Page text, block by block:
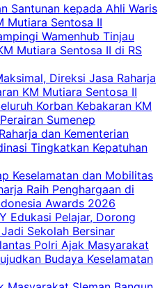
Santunan kepada Ahli Waris
Mutiara Sentosa II
Wamenhub Tinjau
Mutiara Sentosa II di RS
Direksi Jasa Raharja
KM Mutiara Sentosa II
Korban Kebakaran KM
Sumenep
dan Kementerian
Tingkatkan Kepatuhan
Keselamatan dan Mobilitas
Raih Penghargaan di
Awards 2026
Edukasi Pelajar, Dorong
Sekolah Bersinar
Polri Ajak Masyarakat
Budaya Keselamatan